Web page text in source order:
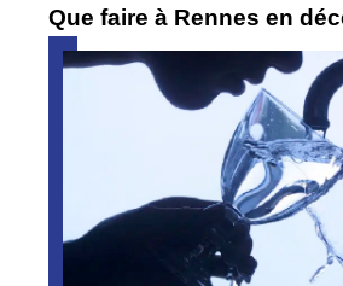
Que faire à Rennes en